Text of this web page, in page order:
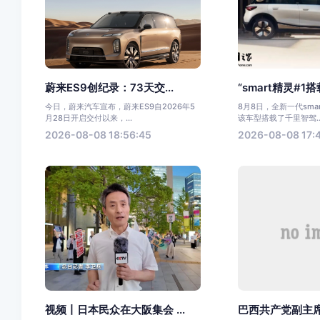
蔚来ES9创纪录：73天交...
今日，蔚来汽车宣布，蔚来ES9自2026年5
月28日开启交付以来，...
2026-08-08 18:56:45
“smart精灵#1搭
8月8日，全新一代
该车型搭载了千里智驾
2026-08-08
视频丨日本民众在大阪集会 ... 巴西共产党副主